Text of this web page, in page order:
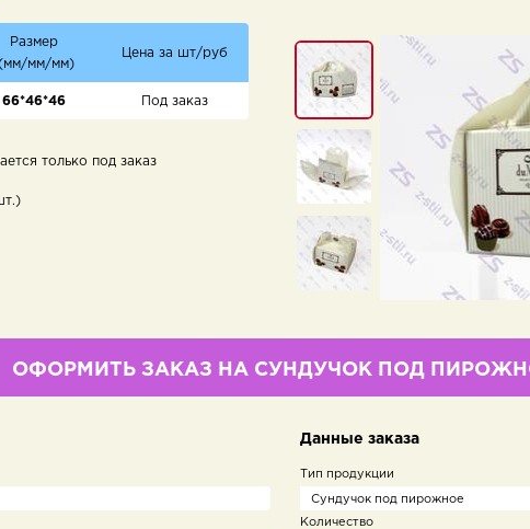
Размер
мм/мм)
Цена за шт/руб
66*46*46 Под заказ
только под заказ
ОФОРМИТЬ ЗАКАЗ НА СУНДУЧОК ПОД
Данные заказа
Тип продукции
Количество